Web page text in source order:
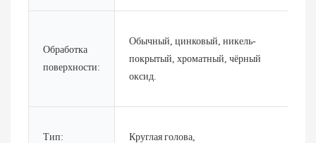
Обработка
поверхности:
Обычный, цинковый, никель-
покрытый, хроматный, чёрный
оксид.
Тип: Круглая голова,